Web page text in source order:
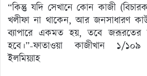
“কিন্তু যদি সেখানে কোন কাজী
খলীফা না থাকেন, আর জনসাধারণ
ব্যাপারে একমত হয়, তবে জরূরতের
হবে।”-ফাতাওয়া কাজীখান ১/
ইলমিয়্যাহ